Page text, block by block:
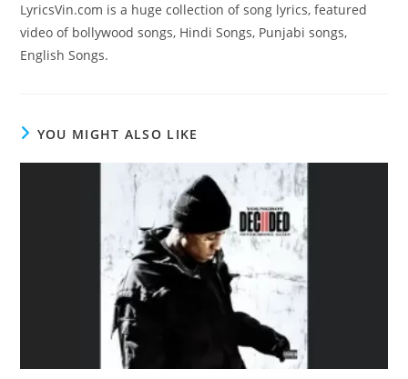
LyricsVin.com is a huge collection of song lyrics, featured
video of bollywood songs, Hindi Songs, Punjabi songs,
English Songs.
YOU MIGHT ALSO LIKE